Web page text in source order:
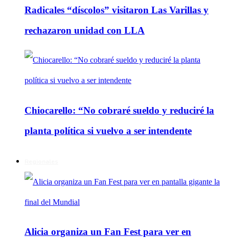
Radicales “díscolos” visitaron Las Varillas y
rechazaron unidad con LLA
Chiocarello: “No cobraré sueldo y reduciré la
planta política si vuelvo a ser intendente
Alicia organiza un Fan Fest para ver en